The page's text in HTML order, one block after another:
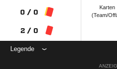
0 / 0
2 / 0
Karten
(Team/
Legende